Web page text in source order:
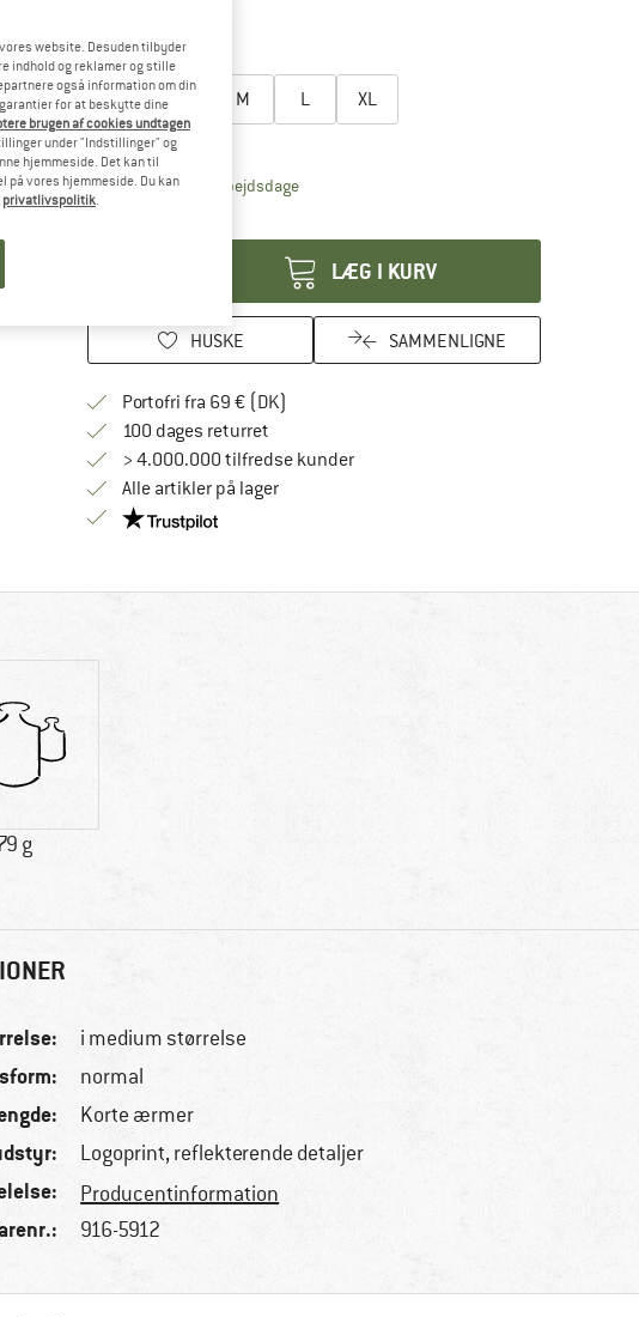
Vælg en størrelse:
XS M L XL
Størrelsestabel
Leveringstid: 4-6 arbejdsdageLinket åbnes i en infoboks og indeholder
LÆG I KURV
HUSKE SAMMENLIGNE
Portofri fra 69 € (DK)
100 dages returretGå til returretten her Åbnes i en infoboks
> 4.000.000 tilfredse kunder
Alle artikler på lager
Vi er Trustpilot-certificeret - oplysningerne får du
g
i medium størrelse
normal
Korte ærmer
Logoprint, reflekterende detaljer
Producentinformation
916-5912
website. Desuden tilbyder
indhold og reklamer og stille
også information om din
for at beskytte dine
brugen af cookies undtagen
under "Indstillinger" og
hjemmeside. Det kan til
vores hjemmeside. Du kan
privatlivspolitik.